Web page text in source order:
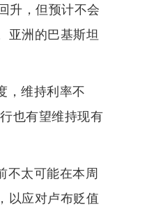
升，但预计不会
亚洲的巴基斯坦
，维持利率不
也有望维持现有
不太可能在本周
以应对卢布贬值